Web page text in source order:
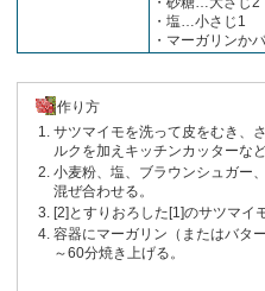
・塩…小さじ1
・マーガリンか
作り方
サツマイモを洗って皮をむき、
ルクを加えキッチンカッターな
小麦粉、塩、ブラウンシュガー
混ぜ合わせる。
[2]とすりおろした[1]のサツマイ
容器にマーガリン（またはバタ
～60分焼き上げる。